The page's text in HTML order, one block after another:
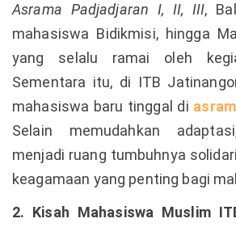
Asrama Padjadjaran I, II, III,
mahasiswa Bidikmisi, hingga
yang selalu ramai oleh
Sementara itu, di ITB
mahasiswa baru tinggal di
Selain memudahkan
menjadi ruang tumbuhnya
keagamaan yang penting bagi
2. Kisah Mahasiswa Muslim